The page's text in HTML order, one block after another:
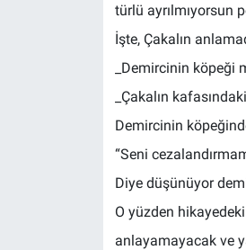
türlü ayrılmıyorsun
İşte, Çakalın
_Demircinin köpeği
_Çakalın
Demircinin
“Seni
Diye düşünüyor
O yüzden
anlayamayacak ve